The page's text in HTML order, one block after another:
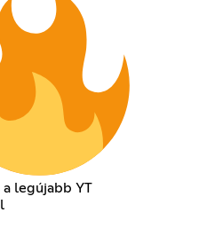
a legújabb YT